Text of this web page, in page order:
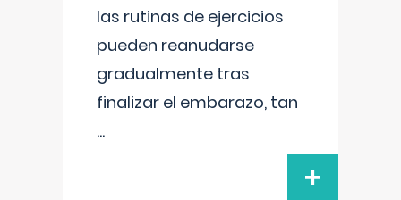
las rutinas de ejercicios
pueden reanudarse
gradualmente tras
finalizar el embarazo, tan
...
+